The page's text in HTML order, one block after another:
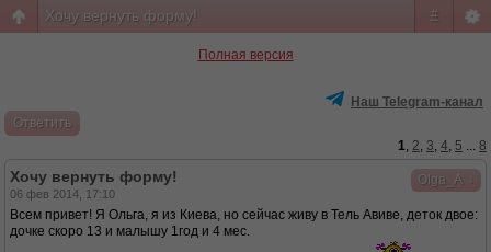
#
Хочу вернуть форму!
Полная версия
Наш Telegram-канал
Ответить
1, 2, 3, 4, 5 ... 8
Olga_A
Хочу вернуть форму!
06 фев 2014, 17:10
Всем привет! Я Ольга, я из Киева, но сейчас живу в Тель Авиве, деток двое:
дочке скоро 13 и малышу 1год и 4 мес.